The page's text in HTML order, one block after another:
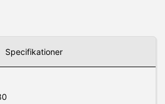
Specifikationer